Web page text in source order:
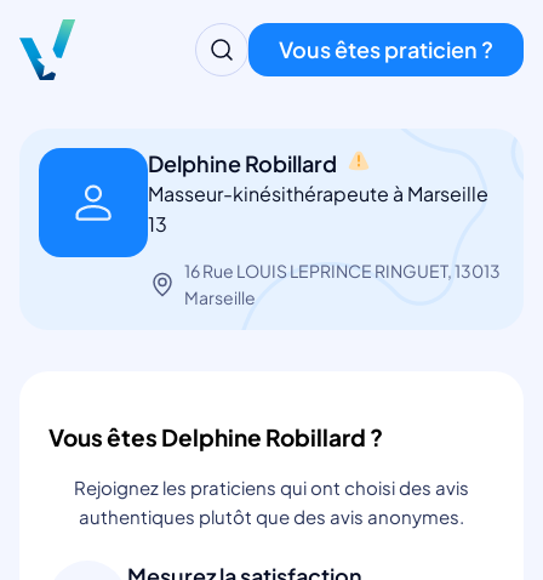
Vous êtes praticien ?
Delphine Robillard
Masseur-kinésithérapeute à Marseille
13
16 Rue LOUIS LEPRINCE RINGUET, 13013
Marseille
Vous êtes Delphine Robillard ?
Rejoignez les praticiens qui ont choisi des avis
authentiques plutôt que des avis anonymes.